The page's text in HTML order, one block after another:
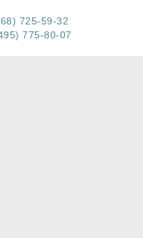
725-59-32
775-80-07